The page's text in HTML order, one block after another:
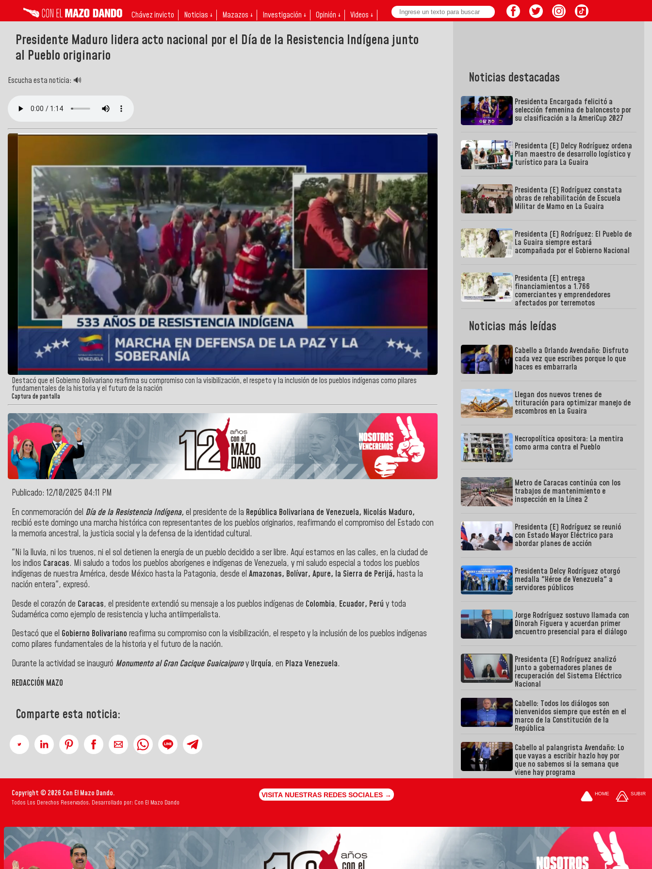
Chávez invicto Noticias ↓ Mazazos ↓ Investigación ↓ Opinión ↓ Videos ↓
Presidente Maduro lidera acto nacional por el Día de la Resistencia Indígena junto
al Pueblo originario
Escucha esta noticia: 🔊
Destacó que el Gobierno Bolivariano reafirma su compromiso con la visibilización, el respeto y la inclusión de los pueblos indígenas como pilares
fundamentales de la historia y el futuro de la nación
Captura de pantalla
Publicado: 12/10/2025 04:11 PM
En conmemoración del Día de la Resistencia Indígena, el presidente de la República Bolivariana de Venezuela, Nicolás Maduro,
recibió este domingo una marcha histórica con representantes de los pueblos originarios, reafirmando el compromiso del Estado con
la memoria ancestral, la justicia social y la defensa de la identidad cultural.
"Ni la lluvia, ni los truenos, ni el sol detienen la energía de un pueblo decidido a ser libre. Aquí estamos en las calles, en la ciudad de
los indios Caracas. Mi saludo a todos los pueblos aborígenes e indígenas de Venezuela, y mi saludo especial a todos los pueblos
indígenas de nuestra América, desde México hasta la Patagonia, desde el Amazonas, Bolívar, Apure, la Sierra de Perijá, hasta la
nación entera", expresó.
Desde el corazón de Caracas, el presidente extendió su mensaje a los pueblos indígenas de Colombia, Ecuador, Perú y toda
Sudamérica como ejemplo de resistencia y lucha antiimperialista.
Destacó que el Gobierno Bolivariano reafirma su compromiso con la visibilización, el respeto y la inclusión de los pueblos indígenas
como pilares fundamentales de la historia y el futuro de la nación.
Durante la actividad se inauguró Monumento al Gran Cacique Guaicaipuroy Urquía, en Plaza Venezuela.
REDACCIÓN MAZO
Comparte esta noticia:
Noticias destacadas
Presidenta Encargada felicitó a
selección femenina de baloncesto por
su clasificación a la AmeriCup 2027
Presidenta (E) Delcy Rodríguez ordena
Plan maestro de desarrollo logístico y
turístico para La Guaira
Presidenta (E) Rodríguez constata
obras de rehabilitación de Escuela
Militar de Mamo en La Guaira
Presidenta (E) Rodríguez: El Pueblo de
La Guaira siempre estará
acompañada por el Gobierno Nacional
Presidenta (E) entrega
financiamientos a 1.766
comerciantes y emprendedores
afectados por terremotos
Noticias más leídas
Cabello a Orlando Avendaño: Disfruto
cada vez que escribes porque lo que
haces es embarrarla
Llegan dos nuevos trenes de
trituración para optimizar manejo de
escombros en La Guaira
Necropolítica opositora: La mentira
como arma contra el Pueblo
Metro de Caracas continúa con los
trabajos de mantenimiento e
inspección en la Línea 2
Presidenta (E) Rodríguez se reunió
con Estado Mayor Eléctrico para
abordar planes de acción
Presidenta Delcy Rodríguez otorgó
medalla "Héroe de Venezuela" a
servidores públicos
Jorge Rodríguez sostuvo llamada con
Dinorah Figuera y acuerdan primer
encuentro presencial para el diálogo
Presidenta (E) Rodríguez analizó
junto a gobernadores planes de
recuperación del Sistema Eléctrico
Nacional
Cabello: Todos los diálogos son
bienvenidos siempre que estén en el
marco de la Constitución de la
República
Cabello al palangrista Avendaño: Lo
que vayas a escribir hazlo hoy por
que no sabemos si la semana que
viene hay programa
Copyright © 2026 Con El Mazo Dando.
Todos Los Derechos Reservados. Desarrollado por: Con El Mazo Dando
VISITA NUESTRAS REDES SOCIALES → HOME SUBIR